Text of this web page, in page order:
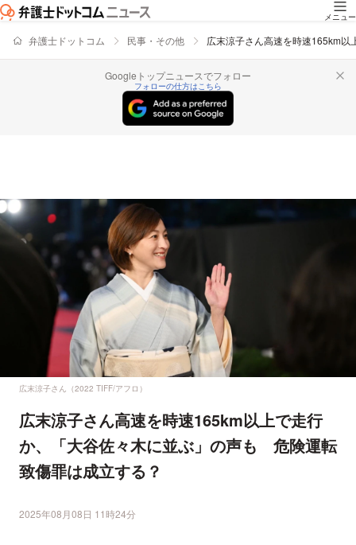
メニュー
弁護士ドットコム 民事・その他 広末涼子さん高速を時速165km
Googleトップニュースでフォロー
フォローの仕方はこちら
広末涼子さん（2022 TIFF/アフロ）
広末涼子さん高速を時速165km以上で走行
か、「大谷佐々木に並ぶ」の声も 危険運転
致傷罪は成立する？
2025年08月08日 11時24分